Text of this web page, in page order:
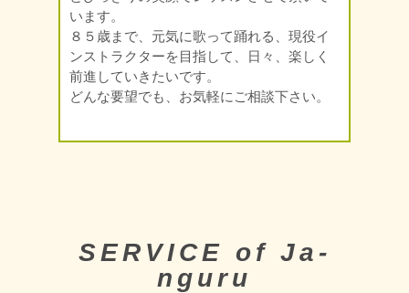
います。
８５歳まで、元気に歌って踊れる、現役イ
ンストラクターを目指して、日々、楽しく
前進していきたいです。
どんな要望でも、お気軽にご相談下さい。
SERVICE of Ja-
nguru